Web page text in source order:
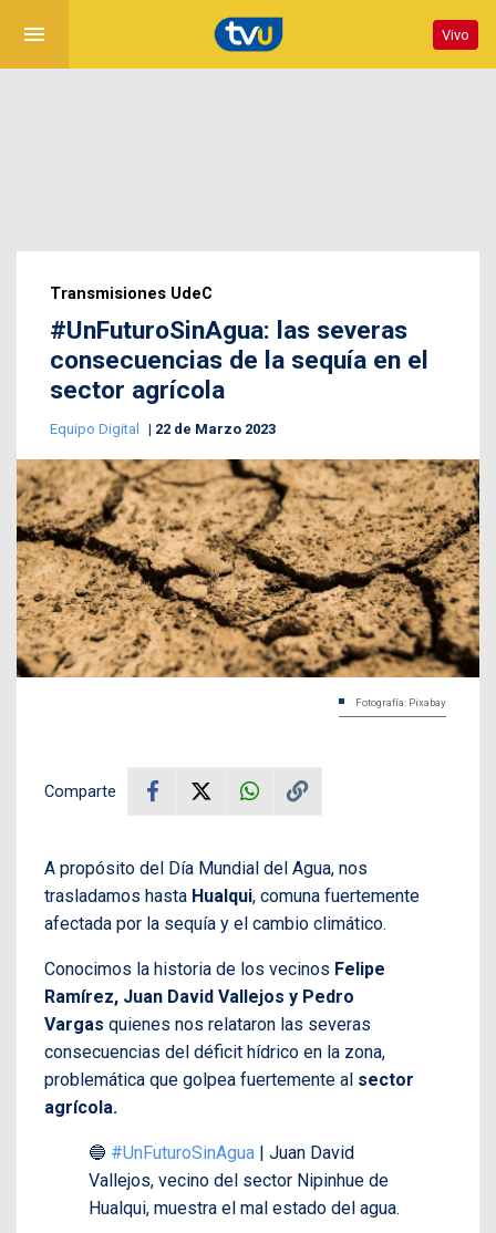
menu Vivo
Transmisiones UdeC
#UnFuturoSinAgua: las severas
consecuencias de la sequía en el
sector agrícola
Equipo Digital 22 de Marzo 2023
Fotografía: Pixabay
Comparte
A propósito del Día Mundial del Agua, nos
trasladamos hasta Hualqui, comuna fuertemente
afectada por la sequía y el cambio climático.
Conocimos la historia de los vecinos Felipe
Ramírez, Juan David Vallejos y Pedro
Vargas quienes nos relataron las severas
consecuencias del déficit hídrico en la zona,
problemática que golpea fuertemente al sector
agrícola.
🔵 #UnFuturoSinAgua | Juan David
Vallejos, vecino del sector Nipinhue de
Hualqui, muestra el mal estado del agua.